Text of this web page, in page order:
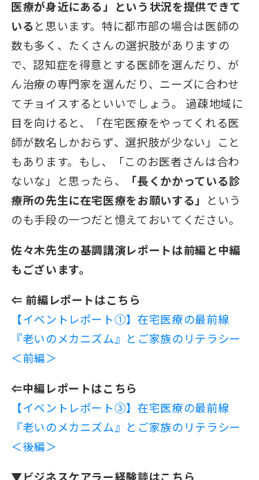
医療が身近にある」という状況を提供できて
いる と思います。特に都市部の場合は医師の
数も多く、たくさんの選択肢がありますの
で、認知症を得意とする医師を選んだり、が
ん治療の専門家を選んだり、ニーズに合わせ
てチョイスするといいでしょう。
過疎地域に
目を向けると、「在宅医療をやってくれる医
師が数名しかおらず、選択肢が少ない」こと
もあります。もし、「このお医者さんは合わ
ないな」と思ったら、
「長くかかっている診
療所の先生に在宅医療をお願いする」
という
のも手段の一つだと憶えておいてください。
佐々木先生の基調講演レポートは前編と中編
もございます。
⇐ 前編レポートはこちら
【イベントレポート①】在宅医療の最前線
『老いのメカニズム』とご家族のリテラシー
＜前編＞
⇐中編レポートはこちら
【イベントレポート③】在宅医療の最前線
『老いのメカニズム』とご家族のリテラシー
＜後編＞